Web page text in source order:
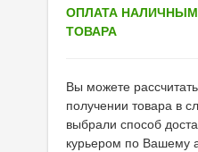
Автокосметика
Сервисные продукты
Оборудование
ОПЛАТА
ТОВАРА
Вы можете
получении товара в
выбрали способ
курьером по Вашему